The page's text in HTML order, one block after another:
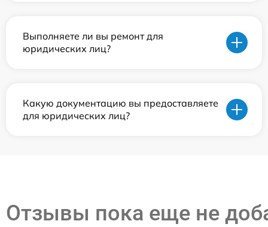
Выполняете ли вы ремонт для
юридических лиц?
Какую документацию вы предоставляете
для юридических лиц?
Отзывы пока еще не